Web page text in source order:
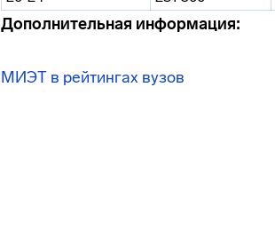
Дополнительная информация:
МИЭТ в рейтингах вузов